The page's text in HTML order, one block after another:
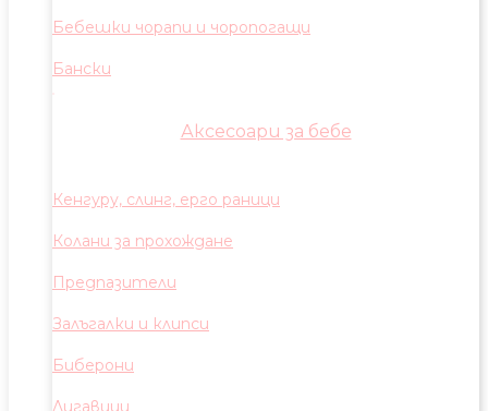
Бебешки чорапи и чоропогащи
Бански
Аксесоари за бебе
Кенгуру, слинг, ерго раници
Колани за прохождане
Предпазители
Залъгалки и клипси
Биберони
Лигавици